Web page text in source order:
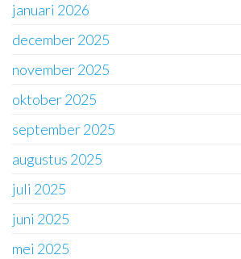
januari 2026
december 2025
november 2025
oktober 2025
september 2025
augustus 2025
juli 2025
juni 2025
mei 2025